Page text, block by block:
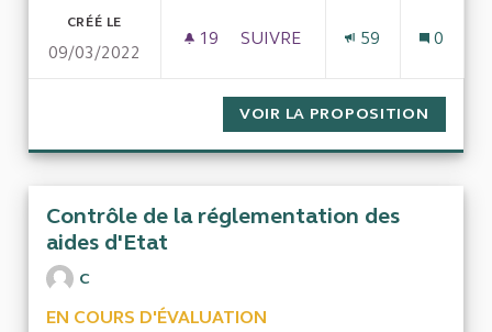
CRÉÉ LE
09/03/2022
19 19 ABONNÉS
SUIVRE
59 0
VOIR LA PROPOSITION
Contrôle de la réglementation des
aides d'Etat
C
EN COURS D'ÉVALUATION